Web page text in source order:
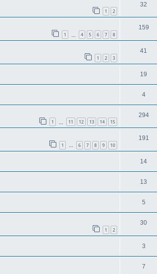
1 2
32
1 4 5 6 7 8
159
1 2 3
41
19
4
1 11 12 13 14 15
294
1 … 6 7 8 9 10
191
14
13
5
1 2
30
3
7